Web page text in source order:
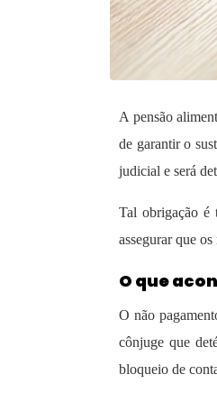
A pensão
de garantir o
judicial e será
Tal obrigação é
assegurar que
O que
O não
cônjuge que
bloqueio de